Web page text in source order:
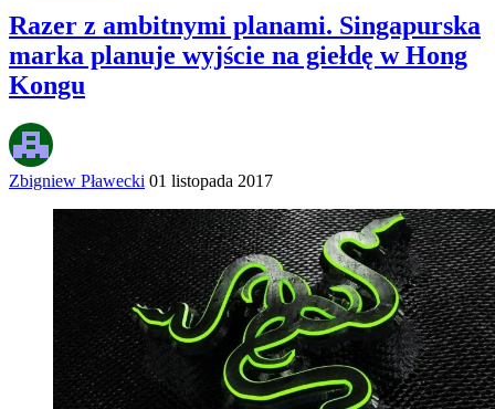
Razer z ambitnymi planami. Singapurska
marka planuje wyjście na giełdę w Hong
Kongu
Zbigniew Pławecki 01 listopada 2017